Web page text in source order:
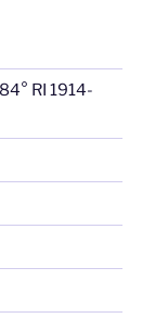
RI 1914-